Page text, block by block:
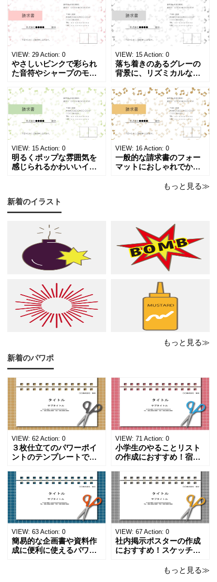
「返金領収書」のテンプ
レートとなります。 A4縦
型サイズで用紙に印
イズの無料テンプレート
で、Excel・Wo
VIEW: 29 Action: 0
やさしいピンクで彩られ
た音符やシャープのモチ
がる、キュートで華やか
な請求書テンプレートで
す。出演料、演奏ギャ
ラ、取材費請求、イベン
ト請求などの書類作成に
ご活用ください。 表の項
目は現在は品目、数量、
単価、金額になってい
VIEW: 15 Action: 0
落ち着きのあるグレーの
背景に、リズミカルな音
が浮かぶ、シンプルでス
タイリッシュな請求書テ
ンプレートです。シック
で洗練されたモノトーン
調のカラーは、モノクロ
印刷、FAX送信にも使え
るデザインです。 大人の
音楽教室やプライ
VIEW: 15 Action: 0
明るくポップな雰囲気を
感じられるかわいいイラ
フが紙面いっぱいに踊
る、グリーン調の軽やか
アノやリトミック、コー
ラスなどの各種レッスン
はもちろん、野外ライ
VIEW: 16 Action: 0
一般的な請求書のフォー
マットにおしゃれでかわ
請求書のテンプレートで
のイラストが散りばめら
れた、あたたかくシック
な雰囲気でピアノやリト
ミック、管弦楽器など
もっと見る≫
新着のイラスト
もっと見る≫
新着のパワポ
VIEW: 62 Action: 0
３枚仕立てのパワーポイ
ントのテンプレートで
ペンのワンポイントイラ
ストが描かれています。
ご案内やお知らせなど簡
単な資料を時短で作成で
きる便利なフォーマット
になります。 文房具好き
の方、掲示ポスターを作
成をされたい方におす
VIEW: 71 Action: 0
小学生のやることリスト
の作成におすすめ！宿題
事をまとめたい時のフォ
ーマットにおすすめしま
す。 ノートタイプのフォ
ーマットで文字入れをし
やすく、壁に貼ってもか
わいいデザインです。お
子さんが見てもテンショ
ンが上がるテンプレ
VIEW: 63 Action: 0
簡易的な企画書や資料作
成に便利に使えるパワー
VIEW: 67 Action: 0
社内掲示ポスターの作成
におすすめ！スケッチブ
なパワーポイントのテン
もっと見る≫